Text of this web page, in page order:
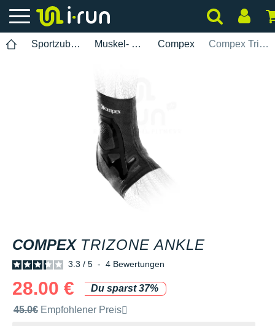
Sportzubehör Muskel- und Gelenkschutz Compex Compex TriZone Ankle
COMPEX TRIZONE ANKLE
3.3 / 5 - 4 Bewertungen
28.00 €
Du sparst 37%
Unverbindliche Preisempfehlung der Marke
45.0€ Empfohlener Preis